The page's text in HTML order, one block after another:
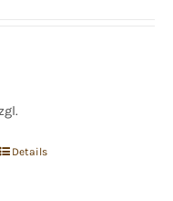
Details